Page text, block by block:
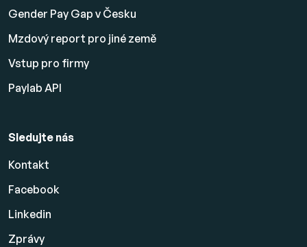
Gender Pay Gap v Česku
Mzdový report pro jiné země
Vstup pro firmy
Paylab API
Sledujte nás
Kontakt
Facebook
Linkedin
Zprávy